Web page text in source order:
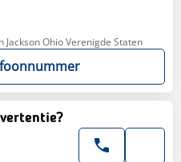
Ohio Verenigde Staten